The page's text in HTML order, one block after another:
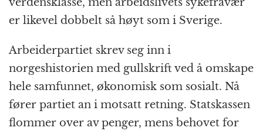
verdensklasse, men arbeidslivets sykefravær
er likevel dobbelt så høyt som i Sverige.
Arbeiderpartiet skrev seg inn i
norgeshistorien med gullskrift ved å omskape
hele samfunnet, økonomisk som sosialt. Nå
fører partiet an i motsatt retning. Statskassen
flommer over av penger, mens behovet for